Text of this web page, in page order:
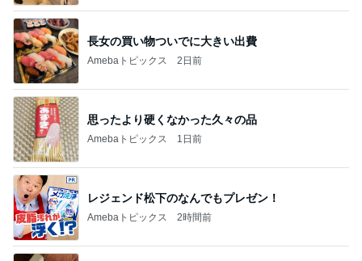
長女の買い物ついでに大きい出費
Amebaトピックス 2日前
思ったより硬くなかった久々の品
Amebaトピックス 1日前
レジェンド松下のなんでもプレゼン！
Amebaトピックス 2時間前